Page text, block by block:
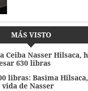
MÁS VISTO
Ceiba Nasser Hilsaca,
630 libras
libras: Basima
de Nasser